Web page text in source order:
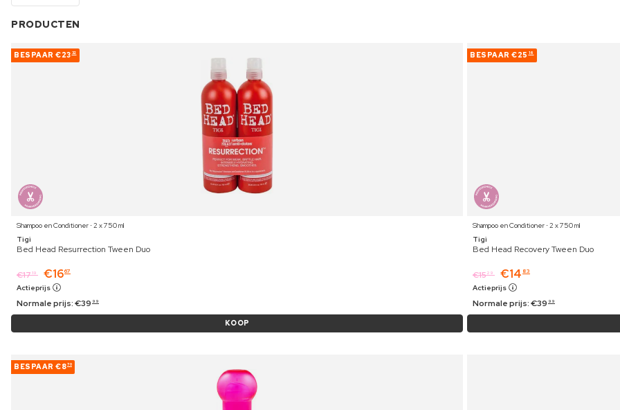
PRODUCTEN
BESPAAR €23 32
Shampoo en Conditioner ⋅ 2 x 750 ml
Tigi
Bed Head Resurrection Tween Duo
€1719 €1667
Actieprijs
Normale prijs:€39 99
KOOP
BESPAAR €25 16
Shampoo en Conditioner ⋅ 2 x 750 ml
Tigi
Bed Head Recovery Tween Duo
€1529 €14 83
Actieprijs
Normale prijs:€39 99
BESPAAR €870